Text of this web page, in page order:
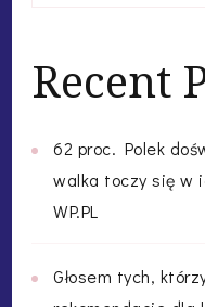
Recent
62 proc. Polek
walka toczy się w
WP.PL
Głosem tych,